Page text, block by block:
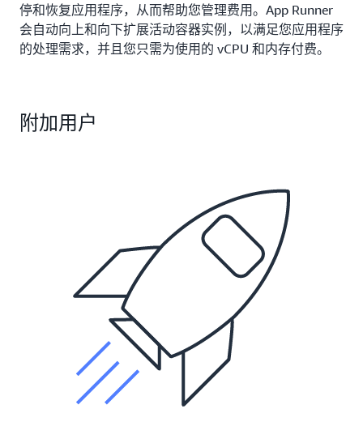
停和恢复应用程序，从而帮助您管理费用。App Runner
会自动向上和向下扩展活动容器实例，以满足您应用程序
的处理需求，并且您只需为使用的 vCPU 和内存付费。
附加用户